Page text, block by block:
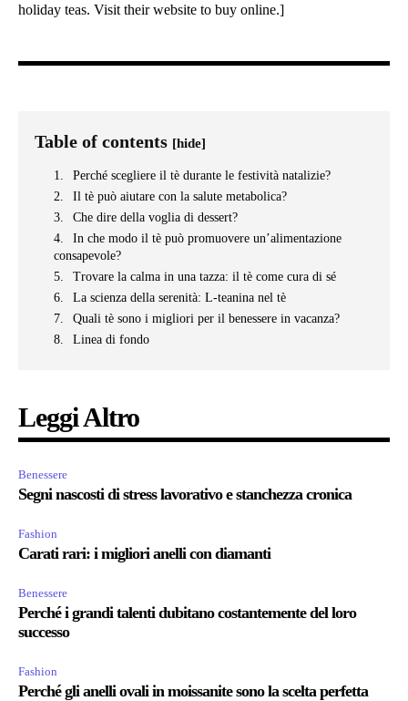
holiday teas. Visit their website to buy online.]
Table of contents [hide]
Perché scegliere il tè durante le festività natalizie?
Il tè può aiutare con la salute metabolica?
Che dire della voglia di dessert?
In che modo il tè può promuovere un’alimentazione
consapevole?
Trovare la calma in una tazza: il tè come cura di sé
La scienza della serenità: L-teanina nel tè
Quali tè sono i migliori per il benessere in vacanza?
Linea di fondo
Leggi Altro
Benessere
Segni nascosti di stress lavorativo e stanchezza cronica
Fashion
Carati rari: i migliori anelli con diamanti
Benessere
Perché i grandi talenti dubitano costantemente del loro
successo
Fashion
Perché gli anelli ovali in moissanite sono la scelta perfetta